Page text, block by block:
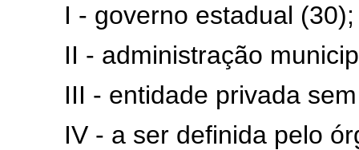
I - governo estadual (30);
II - administração
III - entidade privada sem
IV - a ser definida pelo